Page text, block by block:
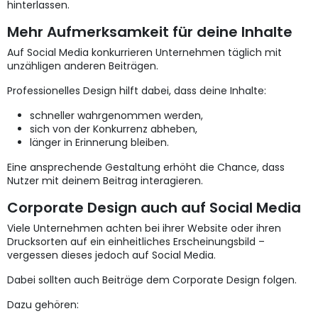
hinterlassen.
Mehr Aufmerksamkeit für deine Inhalte
Auf Social Media konkurrieren Unternehmen täglich mit
unzähligen anderen Beiträgen.
Professionelles Design hilft dabei, dass deine Inhalte:
schneller wahrgenommen werden,
sich von der Konkurrenz abheben,
länger in Erinnerung bleiben.
Eine ansprechende Gestaltung erhöht die Chance, dass
Nutzer mit deinem Beitrag interagieren.
Corporate Design auch auf Social Media
Viele Unternehmen achten bei ihrer Website oder ihren
Drucksorten auf ein einheitliches Erscheinungsbild –
vergessen dieses jedoch auf Social Media.
Dabei sollten auch Beiträge dem Corporate Design folgen.
Dazu gehören: